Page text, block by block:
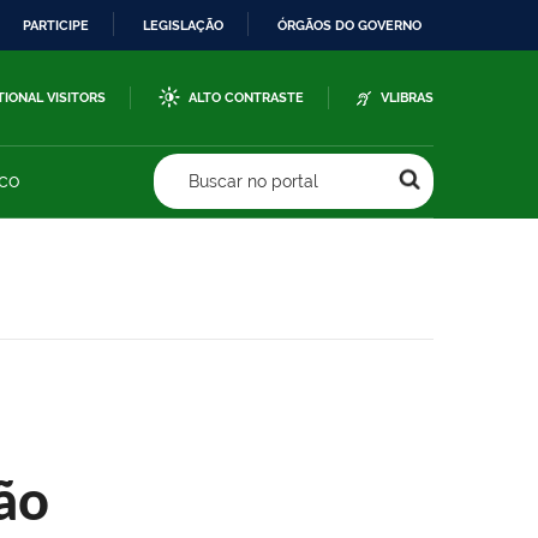
PARTICIPE LEGISLAÇÃO ÓRGÃOS DO GOVERNO
VISITORS ALTO CONTRASTE VLIBRAS
Buscar no portal